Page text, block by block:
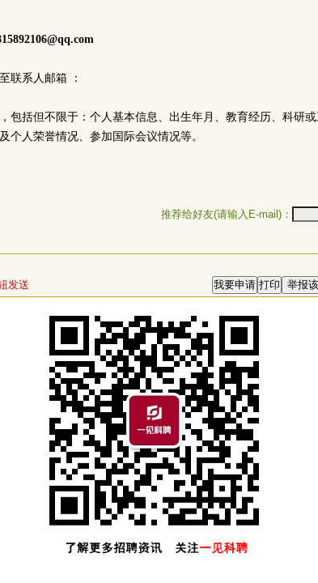
联系人邮箱 ：
包括但不限于：个人基本信息、出生年月、教育经历、科研或
个人荣誉情况、参加国际会议情况等。
推荐给好友(请输入E-mail)：
发送